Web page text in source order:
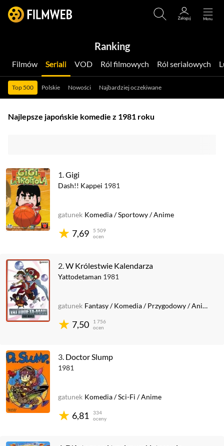
Ranking
Filmów Seriali VOD Ról filmowych Ról serialowych
Top 500 Polskie Nowości Najbardziej oczekiwane
Najlepsze japońskie komedie z 1981 roku
1.Gigi
Dash!! Kappei 1981
7,69
5 509
ocen
gatunek Komedia/Sportowy/Anime
2.W Królestwie Kalendarza
Yattodetaman 1981
7,50
1 756
ocen
gatunek Fantasy/Komedia/Przygodowy/Anime
3. Doctor Slump
1981
6,81
334
oceny
gatunek Komedia/Sci-Fi /Anime